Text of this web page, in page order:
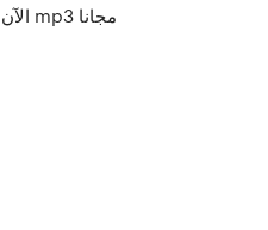
الآن mp3 مجانا